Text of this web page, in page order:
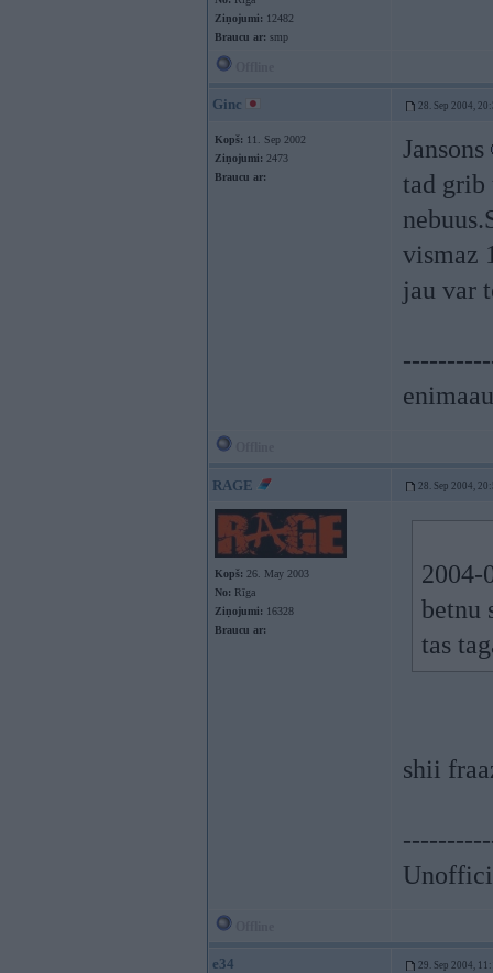
Ziņojumi: 12482
Braucu ar: smp
Ginc 28. Sep 2004,
Kopš: 11. Sep 2002
Ziņojumi: 2473
Braucu ar:
Jansons
tad grib
vismaz
jau var
RAGE 28. Sep 2004,
Kopš: 26. May 2003
No: Rīga
Ziņojumi: 16328
Braucu ar:
2004-
betnu
tas
shii
e34 29. Sep 2004,